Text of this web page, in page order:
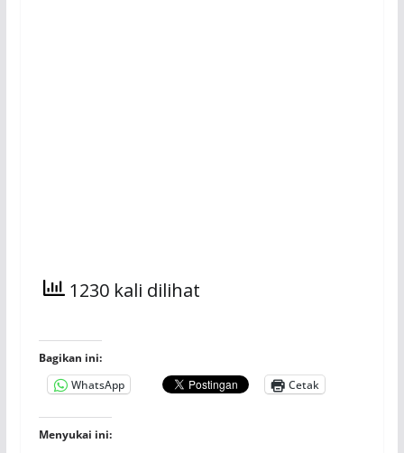
1230 kali dilihat
Bagikan ini:
WhatsApp
Cetak
Menyukai ini: